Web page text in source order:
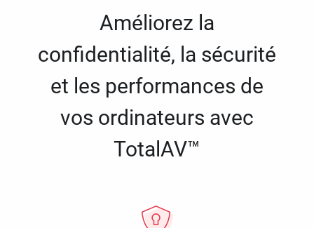
Améliorez la
confidentialité, la sécurité
et les performances de
vos ordinateurs avec
TotalAV™